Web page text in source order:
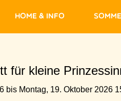
Home & Info
für kleine
bis Montag, 19. Oktober 2026